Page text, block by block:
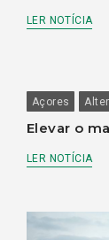
LER NOTÍCIA
Açores
Elevar o
LER NOTÍCIA